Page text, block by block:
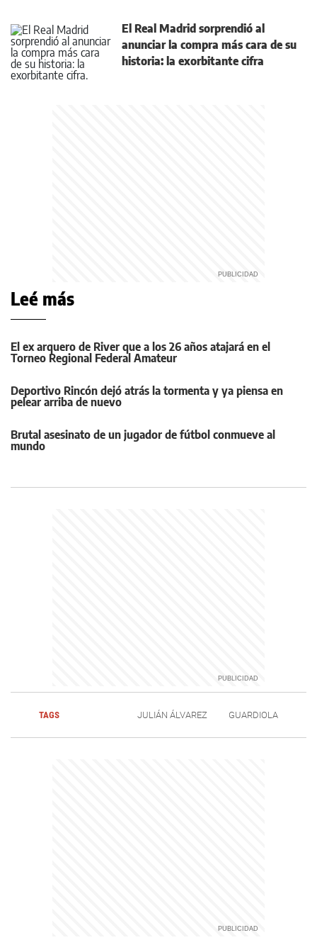
El Real Madrid sorprendió al
anunciar la compra más cara de su
historia: la exorbitante cifra
Leé más
El ex arquero de River que a los 26 años atajará en el
Torneo Regional Federal Amateur
Deportivo Rincón dejó atrás la tormenta y ya piensa en
pelear arriba de nuevo
Brutal asesinato de un jugador de fútbol conmueve al
mundo
TAGS JULIÁN ÁLVAREZ GUARDIOLA